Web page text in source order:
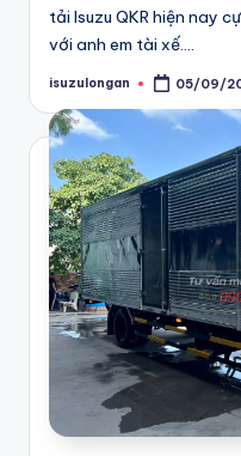
?
Đ
ế
n
n
g
a
y
ạ
tải Isuzu QKR hiện nay
với anh em tài xế.…
Posted
isuzulongan 05/09/